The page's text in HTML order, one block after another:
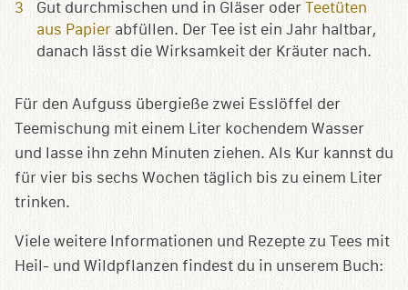
Gut durchmischen und in Gläser oder Teetüten
aus Papier abfüllen. Der Tee ist ein Jahr haltbar,
danach lässt die Wirksamkeit der Kräuter nach.
Für den Aufguss übergieße zwei Esslöffel der
Teemischung mit einem Liter kochendem Wasser
und lasse ihn zehn Minuten ziehen. Als Kur kannst du
für vier bis sechs Wochen täglich bis zu einem Liter
trinken.
Viele weitere Informationen und Rezepte zu Tees mit
Heil- und Wildpflanzen findest du in unserem Buch: